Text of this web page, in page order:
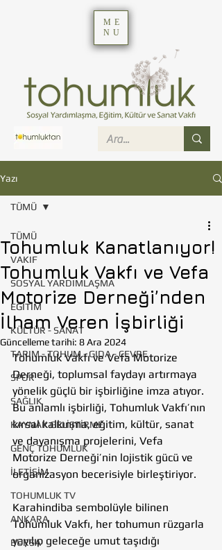
ME
NU
Yazı
TÜMÜ
VAKIF
SOSYAL YARDIMLAŞMA
EĞİTİM
KÜLTÜR - SANAT
TARIM - TOHUM - GIDA - ÇEVRE
SPOR
SAĞLIK
KAYNAK GELİŞTİRME
GENÇ TOHUMLUK
İLETİŞİM
TOHUMLUK TV
ANKARA
BURSA
TÜMÜ
Tohumluk Kanatlanıyor!
Tohumluk Vakfı ve Vefa
Motorize Derneği’nden
İlham Veren İşbirliği
Güncelleme tarihi: 8 Ara 2024
Tohumluk Vakfı ve Vefa Motorize
Derneği, toplumsal faydayı artırmaya
yönelik güçlü bir işbirliğine imza atıyor.
Bu anlamlı işbirliği, Tohumluk Vakfı’nın
kırsal kalkınma, eğitim, kültür, sanat
ve dayanışma projelerini, Vefa
Motorize Derneği’nin lojistik gücü ve
organizasyon becerisiyle birleştiriyor.
Karahindiba sembolüyle bilinen
Tohumluk Vakfı, her tohumun rüzgarla
yayılıp geleceğe umut taşıdığı